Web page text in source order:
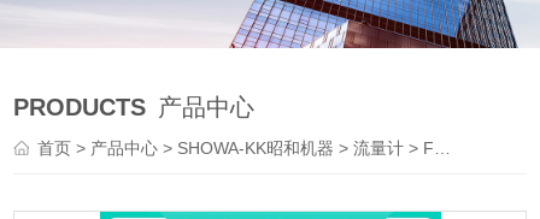
PRODUCTS 产品中心
首页> 产品中心 > SHOWA-KK昭和机器 >流量计 > FT-0375SHOWA-KK昭和机器 小流量翻板流量计